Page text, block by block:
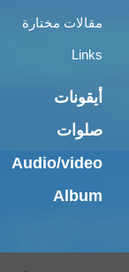
مقالات مختارة
Links
أيقونات
صلوات
Audio/video
Album